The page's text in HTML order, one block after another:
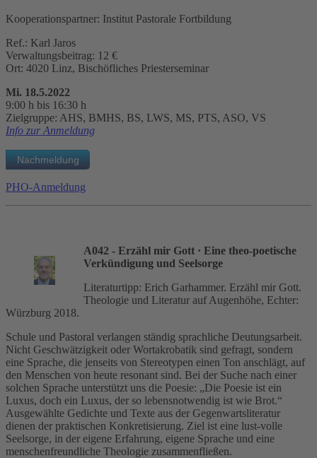
Kooperationspartner: Institut Pastorale Fortbildung
Ref.: Karl Jaros
Verwaltungsbeitrag: 12 €
Ort: 4020 Linz, Bischöfliches Priesterseminar
Mi. 18.5.2022
9:00 h bis 16:30 h
Zielgruppe: AHS, BMHS, BS, LWS, MS, PTS, ASO, VS
Info zur Anmeldung
PHO-Anmeldung
A042 - Erzähl mir Gott · Eine theo-poetische
Verkündigung und Seelsorge
Literaturtipp: Erich Garhammer. Erzähl mir Gott.
Theologie und Literatur auf Augenhöhe, Echter:
Würzburg 2018.
Schule und Pastoral verlangen ständig sprachliche Deutungsarbeit.
Nicht Geschwätzigkeit oder Wortakrobatik sind gefragt, sondern
eine Sprache, die jenseits von Stereotypen einen Ton anschlägt, auf
den Menschen von heute resonant sind. Bei der Suche nach einer
solchen Sprache unterstützt uns die Poesie: „Die Poesie ist ein
Luxus, doch ein Luxus, der so lebensnotwendig ist wie Brot.“
Ausgewählte Gedichte und Texte aus der Gegenwartsliteratur
dienen der praktischen Konkretisierung. Ziel ist eine lust-volle
Seelsorge, in der eigene Erfahrung, eigene Sprache und eine
menschenfreundliche Theologie zusammenfließen.